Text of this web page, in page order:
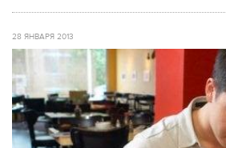
28 ЯНВАРЯ 2013